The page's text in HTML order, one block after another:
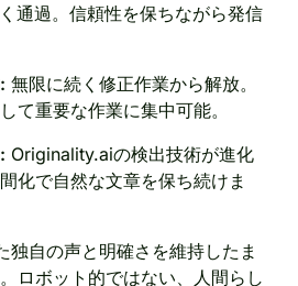
通過。信頼性を保ちながら発信
無限に続く修正作業から解放。
て重要な作業に集中可能。
Originality.aiの検出技術が進化
化で自然な文章を保ち続けま
独自の声と明確さを維持したま
ロボット的ではない、人間らし